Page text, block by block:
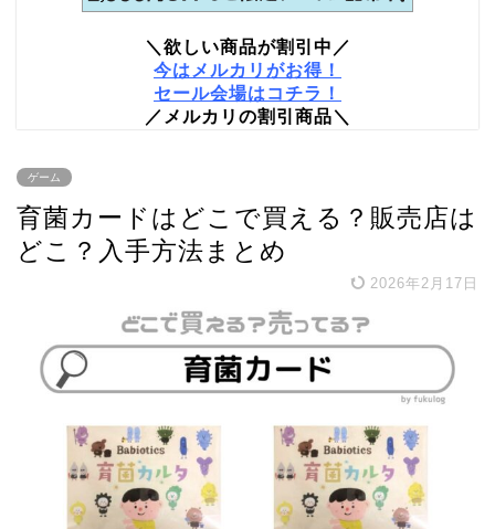
＼欲しい商品が割引中／
今はメルカリがお得！
セール会場はコチラ！
／メルカリの割引商品＼
ゲーム
育菌カードはどこで買える？販売店は
どこ？入手方法まとめ
2026年2月17日